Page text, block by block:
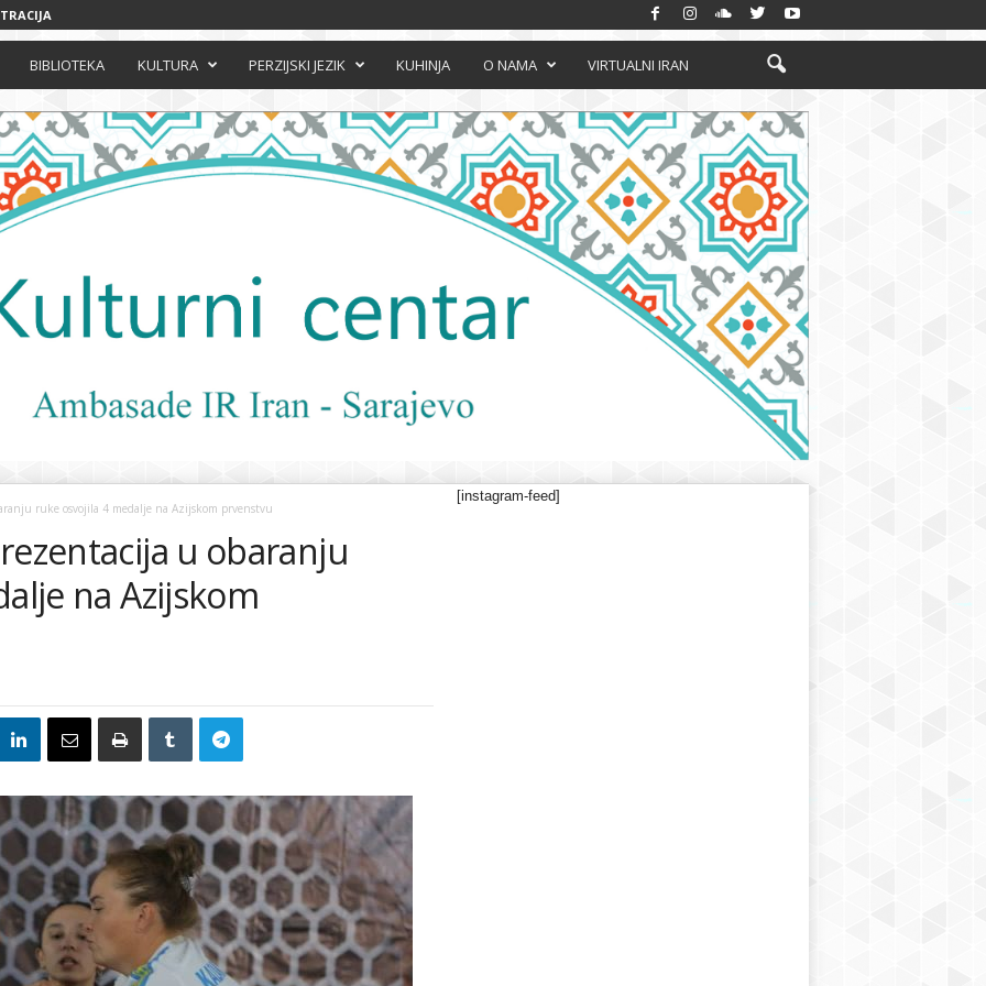
BIBLIOTEKA KULTURA PERZIJSKI JEZIK KUHINJA O NAMA VIRTUALNI IRAN
ruke osvojila 4 medalje na Azijskom prvenstvu
u obaranju
na Azijskom
[instagram-feed]